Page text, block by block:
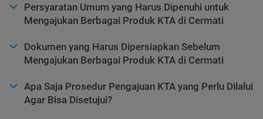
Persyaratan Umum yang Harus Dipenuhi untuk
Mengajukan Berbagai Produk KTA di Cermati
Dokumen yang Harus Dipersiapkan Sebelum
Mengajukan Berbagai Produk KTA di Cermati
Apa Saja Prosedur Pengajuan KTA yang Perlu Dilalui
Agar Bisa Disetujui?